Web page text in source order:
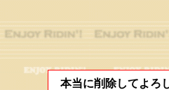
本当に削除してよろ